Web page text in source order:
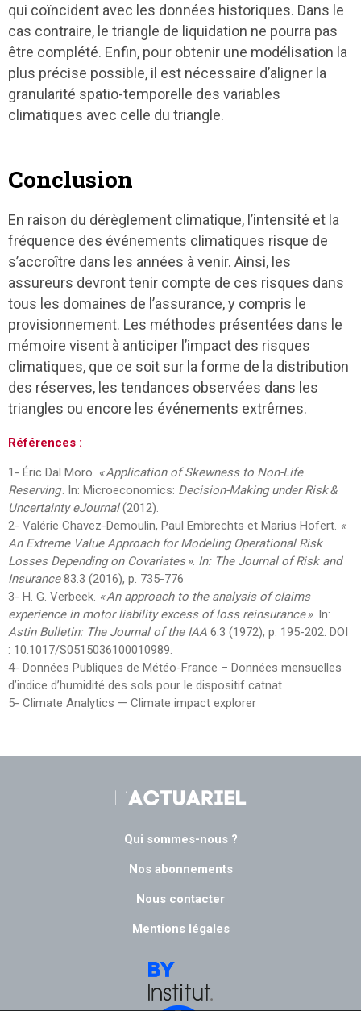
qui coïncident avec les données historiques. Dans le
cas contraire, le triangle de liquidation ne pourra pas
être complété. Enfin, pour obtenir une modélisation la
plus précise possible, il est nécessaire d’aligner la
granularité spatio-temporelle des variables
climatiques avec celle du triangle.
Conclusion
En raison du dérèglement climatique, l’intensité et la
fréquence des événements climatiques risque de
s’accroître dans les années à venir. Ainsi, les
assureurs devront tenir compte de ces risques dans
tous les domaines de l’assurance, y compris le
provisionnement. Les méthodes présentées dans le
mémoire visent à anticiper l’impact des risques
climatiques, que ce soit sur la forme de la distribution
des réserves, les tendances observées dans les
triangles ou encore les événements extrêmes.
Références :
1- Éric Dal Moro. « Application of Skewness to Non-Life
Reserving . In: Microeconomics: Decision-Making under Risk &
Uncertainty eJournal(2012).
2- Valérie Chavez-Demoulin, Paul Embrechts et Marius Hofert. «
An Extreme Value Approach for Modeling Operational Risk
Losses Depending on Covariates ». In: The Journal of Risk and
Insurance83.3 (2016), p. 735-776
3- H. G. Verbeek. « An approach to the analysis of claims
experience in motor liability excess of loss reinsurance ». In:
Astin Bulletin: The Journal of the IAA 6.3 (1972), p. 195-202. DOI
: 10.1017/S0515036100010989.
4- Données Publiques de Météo-France – Données mensuelles
d’indice d’humidité des sols pour le dispositif catnat
5- Climate Analytics — Climate impact explorer
Qui sommes-nous ?
Nos abonnements
Nous contacter
Mentions légales